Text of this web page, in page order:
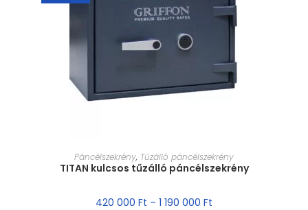
MÉRET VÁLASZTÁSA
Páncélszekrény, Tűzálló páncélszekrény
TITAN kulcsos tűzálló páncélszekrény
420 000 Ft – 1 190 000 Ft